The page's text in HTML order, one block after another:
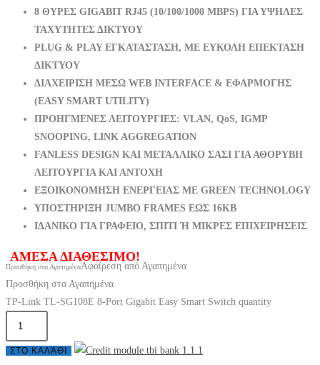
8 ΘΥΡΕΣ GIGABIT RJ45 (10/100/1000 MBPS) ΓΙΑ ΥΨΗΛΕΣ
ΤΑΧΥΤΗΤΕΣ ΔΙΚΤΥΟΥ
PLUG & PLAY ΕΓΚΑΤΑΣΤΑΣΗ, ΜΕ ΕΥΚΟΛΗ ΕΠΕΚΤΑΣΗ
ΔΙΚΤΥΟΥ
ΔΙΑΧΕΙΡΙΣΗ ΜΕΣΩ WEB INTERFACE & ΕΦΑΡΜΟΓΗΣ
(EASY SMART UTILITY)
ΠΡΟΗΓΜΕΝΕΣ ΛΕΙΤΟΥΡΓΙΕΣ: VLAN, QoS, IGMP
SNOOPING, LINK AGGREGATION
FANLESS DESIGN ΚΑΙ ΜΕΤΑΛΛΙΚΟ ΣΑΣΙ ΓΙΑ ΑΘΟΡΥΒΗ
ΛΕΙΤΟΥΡΓΙΑ ΚΑΙ ΑΝΤΟΧΗ
ΕΞΟΙΚΟΝΟΜΗΣΗ ΕΝΕΡΓΕΙΑΣ ΜΕ GREEN TECHNOLOGY
ΥΠΟΣΤΗΡΙΞΗ JUMBO FRAMES ΕΩΣ 16KB
ΙΔΑΝΙΚΟ ΓΙΑ ΓΡΑΦΕΙΟ, ΣΠΙΤΙ Ή ΜΙΚΡΕΣ ΕΠΙΧΕΙΡΗΣΕΙΣ
ΑΜΕΣΑ ΔΙΑΘΕΣΙΜΟ!
Προσθήκη στα ΑγαπημέναΑφαίρεση από Αγαπημένα
Προσθήκη στα Αγαπημένα
TP-Link TL-SG108E 8-Port Gigabit Easy Smart Switch quantity
ΣΤΟ ΚΑΛΆΘΙ